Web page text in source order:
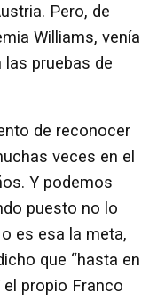
Pero, de
Williams, venía
las pruebas de
de reconocer
veces en el
Y podemos
puesto no lo
es esa la meta,
que “hasta en
el propio Franco